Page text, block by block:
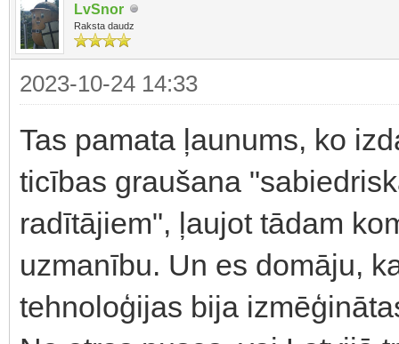
LvSnor
Raksta daudz
2023-10-24 14:33
Tas pamata ļaunums, ko
ticības graušana
radītājiem", ļaujot tādam
uzmanību. Un es domāju,
tehnoloģijas bija